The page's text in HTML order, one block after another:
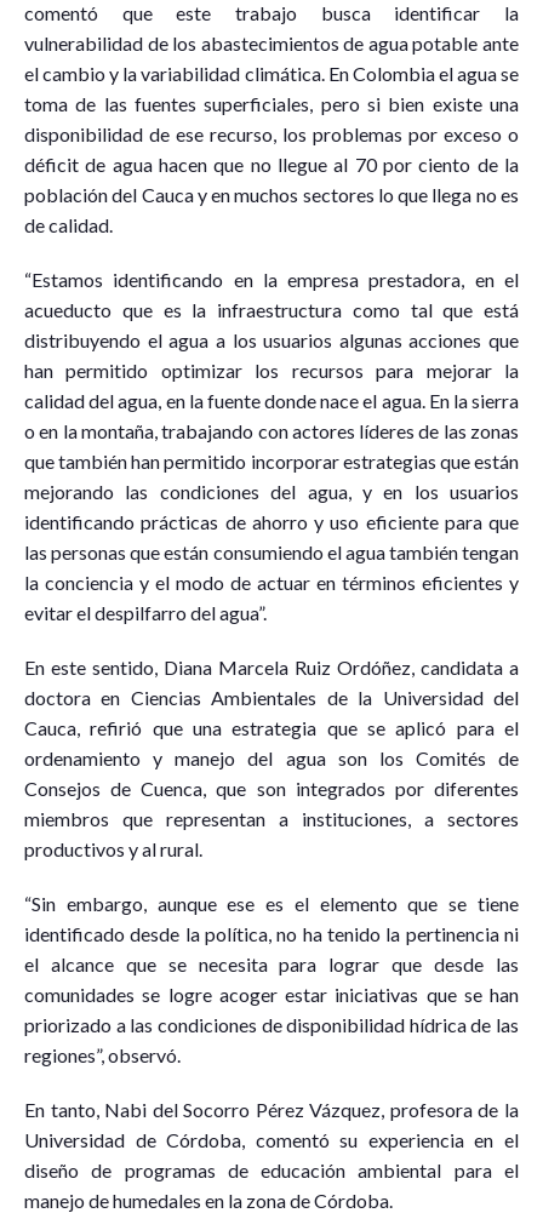
comentó que este trabajo busca identificar la
vulnerabilidad de los abastecimientos de agua potable ante
el cambio y la variabilidad climática. En Colombia el agua se
toma de las fuentes superficiales, pero si bien existe una
disponibilidad de ese recurso, los problemas por exceso o
déficit de agua hacen que no llegue al 70 por ciento de la
población del Cauca y en muchos sectores lo que llega no es
de calidad.
“Estamos identificando en la empresa prestadora, en el
acueducto que es la infraestructura como tal que está
distribuyendo el agua a los usuarios algunas acciones que
han permitido optimizar los recursos para mejorar la
calidad del agua, en la fuente donde nace el agua. En la sierra
o en la montaña, trabajando con actores líderes de las zonas
que también han permitido incorporar estrategias que están
mejorando las condiciones del agua, y en los usuarios
identificando prácticas de ahorro y uso eficiente para que
las personas que están consumiendo el agua también tengan
la conciencia y el modo de actuar en términos eficientes y
evitar el despilfarro del agua”.
En este sentido, Diana Marcela Ruiz Ordóñez, candidata a
doctora en Ciencias Ambientales de la Universidad del
Cauca, refirió que una estrategia que se aplicó para el
ordenamiento y manejo del agua son los Comités de
Consejos de Cuenca, que son integrados por diferentes
miembros que representan a instituciones, a sectores
productivos y al rural.
“Sin embargo, aunque ese es el elemento que se tiene
identificado desde la política, no ha tenido la pertinencia ni
el alcance que se necesita para lograr que desde las
comunidades se logre acoger estar iniciativas que se han
priorizado a las condiciones de disponibilidad hídrica de las
regiones”, observó.
En tanto, Nabi del Socorro Pérez Vázquez, profesora de la
Universidad de Córdoba, comentó su experiencia en el
diseño de programas de educación ambiental para el
manejo de humedales en la zona de Córdoba.